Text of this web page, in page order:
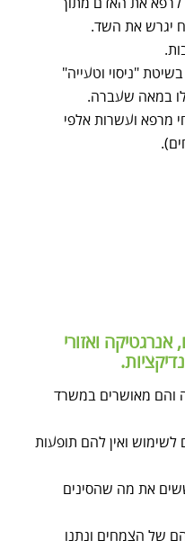
יגרש את השד.
"ניסוי וטעייה"
במאה שעברה.
מרפא ועשרות אלפי
ואזורי
והם מאושרים במשרד
ואין להם תופעות
את מה שהסינים
של הצמחים ונתנו